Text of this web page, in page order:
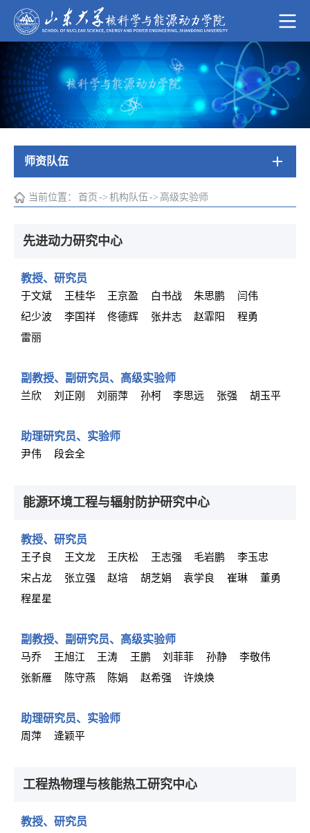
师资队伍
当前位置： 首页 -> 机构队伍 -> 高级实验师
先进动力研究中心
教授、研究员
于文斌 王桂华 王京盈 白书战 朱思鹏
闫伟
纪少波
李国祥 佟德辉 张井志 赵霏阳
程勇
雷丽
副教授、副研究员、高级实验师
兰欣 刘正刚 刘丽萍 孙柯 李思远 张强 胡玉平
助理研究员、实验师
尹伟 段会全
能源环境工程与辐射防护研究中心
教授、研究员
王子良 王文龙 王庆松 王志强 毛岩鹏
李玉忠
宋占龙
张立强 赵培 胡芝娟 袁学良 崔琳
董勇
程星星
副教授、副研究员、高级实验师
马乔 王旭江 王涛 王鹏 刘菲菲 孙静
李敬伟
张新雁
陈守燕 陈娟 赵希强 许焕焕
助理研究员、实验师
周萍 逄颖平
工程热物理与核能热工研究中心
教授、研究员